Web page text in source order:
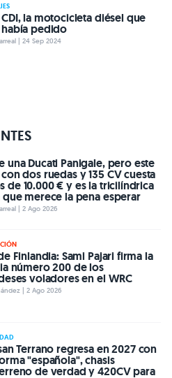
la motocicleta diésel que
pedido
| 24 Sep 2024
una Ducati Panigale, pero este
dos ruedas y 135 CV cuesta
de 10.000 € y es la tricilíndrica
merece la pena esperar
| 2 Ago 2026
Finlandia: Sami Pajari firma la
número 200 de los
voladores en el WRC
| 2 Ago 2026
Terrano regresa en 2027 con
"española", chasis
de verdad y 420CV para